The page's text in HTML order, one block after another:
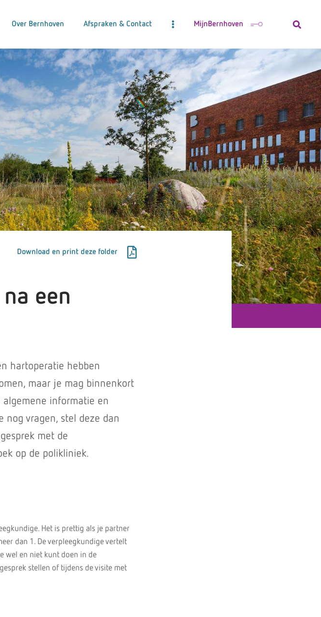
Over Bernhoven Afspraken & Contact MijnBernhoven
Download en print deze folder
een
hartoperatie hebben
maar je mag binnenkort
informatie en
nog vragen, stel deze dan
met de
op de polikliniek.
Het is prettig als je partner
dan 1. De verpleegkundige vertelt
wel en niet kunt doen in de
stellen of tijdens de visite met